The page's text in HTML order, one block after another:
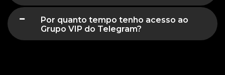
Por quanto tempo tenho acesso ao
Grupo VIP do Telegram?